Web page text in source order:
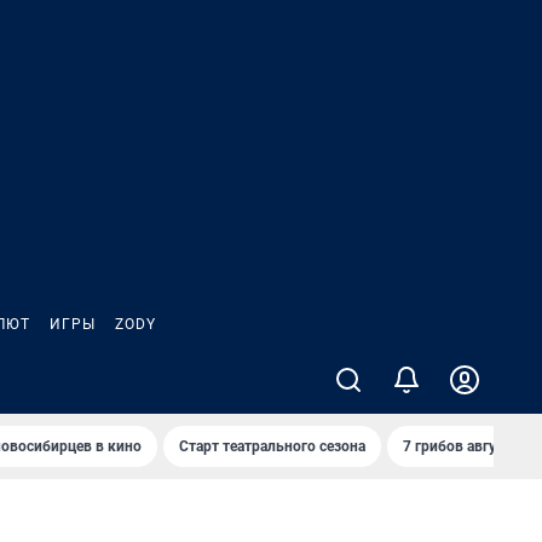
ИГРЫ ZODY
в кино Старт театрального сезона 7 грибов августа